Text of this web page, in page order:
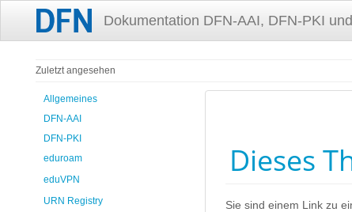
Dokumentation DFN-AAI, DFN-PKI
Zuletzt angesehen
Allgemeines
DFN-AAI
DFN-PKI
eduroam
eduVPN
URN Registry
Dieses
Sie sind einem Link zu